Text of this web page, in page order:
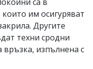
им осигуряват
Другите
техни сродни
изпълнена с